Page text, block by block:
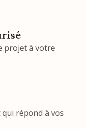
projet à votre
répond à vos